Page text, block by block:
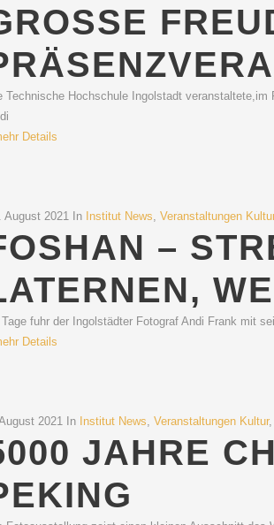
Technische Hochschule Ingolstadt veranstaltete,im
Details
August 2021 In Institut News, Veranstaltungen Kultur
–
Tage fuhr der Ingolstädter Fotograf Andi Frank mit
Details
2021 In Institut News, Veranstaltungen Kultur
JAHRE